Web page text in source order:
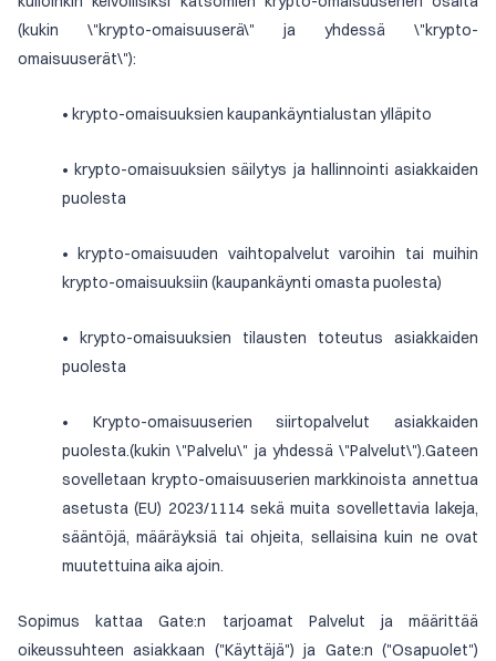
(kukin \"krypto-omaisuuserä\" ja yhdessä \"krypto-
omaisuuserät\"):
• krypto-omaisuuksien kaupankäyntialustan ylläpito
• krypto-omaisuuksien säilytys ja hallinnointi asiakkaiden
puolesta
• krypto-omaisuuden vaihtopalvelut varoihin tai muihin
krypto-omaisuuksiin (kaupankäynti omasta puolesta)
• krypto-omaisuuksien tilausten toteutus asiakkaiden
puolesta
• Krypto-omaisuuserien siirtopalvelut asiakkaiden
puolesta.(kukin \"Palvelu\" ja yhdessä \"Palvelut\").Gateen
sovelletaan krypto-omaisuuserien markkinoista annettua
asetusta (EU) 2023/1114 sekä muita sovellettavia lakeja,
sääntöjä, määräyksiä tai ohjeita, sellaisina kuin ne ovat
muutettuina aika ajoin.
Sopimus kattaa Gate:n tarjoamat Palvelut ja määrittää
oikeussuhteen asiakkaan ("Käyttäjä") ja Gate:n ("Osapuolet")